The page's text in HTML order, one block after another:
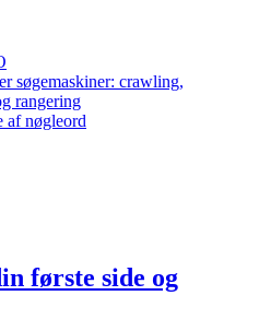
søgemaskiner: crawling,
rangering
af nøgleord
første side og